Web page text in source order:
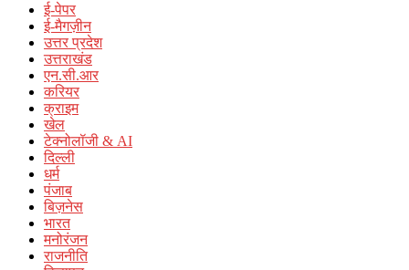
ई-पेपर
ई-मैगज़ीन
उत्तर प्रदेश
उत्तराखंड
एन.सी.आर
करियर
क्राइम
खेल
टेक्नोलॉजी & AI
दिल्ली
धर्म
पंजाब
बिज़नेस
भारत
मनोरंजन
राजनीति